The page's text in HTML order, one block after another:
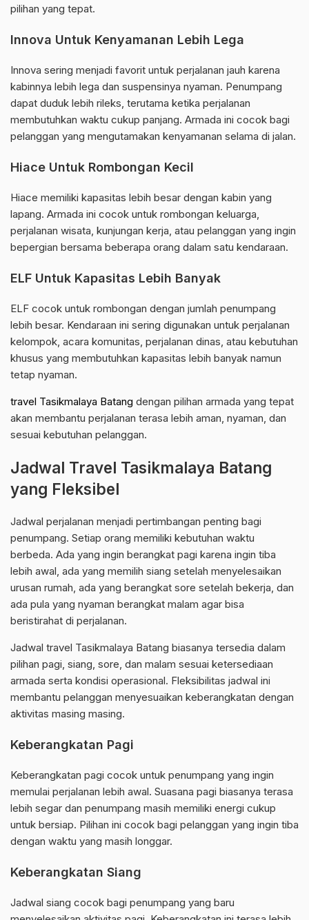
pilihan yang tepat.
Innova Untuk Kenyamanan Lebih Lega
Innova sering menjadi favorit untuk perjalanan jauh karena
kabinnya lebih lega dan suspensinya nyaman. Penumpang
dapat duduk lebih rileks, terutama ketika perjalanan
membutuhkan waktu cukup panjang. Armada ini cocok bagi
pelanggan yang mengutamakan kenyamanan selama di jalan.
Hiace Untuk Rombongan Kecil
Hiace memiliki kapasitas lebih besar dengan kabin yang
lapang. Armada ini cocok untuk rombongan keluarga,
perjalanan wisata, kunjungan kerja, atau pelanggan yang ingin
bepergian bersama beberapa orang dalam satu kendaraan.
ELF Untuk Kapasitas Lebih Banyak
ELF cocok untuk rombongan dengan jumlah penumpang
lebih besar. Kendaraan ini sering digunakan untuk perjalanan
kelompok, acara komunitas, perjalanan dinas, atau kebutuhan
khusus yang membutuhkan kapasitas lebih banyak namun
tetap nyaman.
travel Tasikmalaya Batang dengan pilihan armada yang tepat
akan membantu perjalanan terasa lebih aman, nyaman, dan
sesuai kebutuhan pelanggan.
Jadwal Travel Tasikmalaya Batang
yang Fleksibel
Jadwal perjalanan menjadi pertimbangan penting bagi
penumpang. Setiap orang memiliki kebutuhan waktu
berbeda. Ada yang ingin berangkat pagi karena ingin tiba
lebih awal, ada yang memilih siang setelah menyelesaikan
urusan rumah, ada yang berangkat sore setelah bekerja, dan
ada pula yang nyaman berangkat malam agar bisa
beristirahat di perjalanan.
Jadwal travel Tasikmalaya Batang biasanya tersedia dalam
pilihan pagi, siang, sore, dan malam sesuai ketersediaan
armada serta kondisi operasional. Fleksibilitas jadwal ini
membantu pelanggan menyesuaikan keberangkatan dengan
aktivitas masing masing.
Keberangkatan Pagi
Keberangkatan pagi cocok untuk penumpang yang ingin
memulai perjalanan lebih awal. Suasana pagi biasanya terasa
lebih segar dan penumpang masih memiliki energi cukup
untuk bersiap. Pilihan ini cocok bagi pelanggan yang ingin tiba
dengan waktu yang masih longgar.
Keberangkatan Siang
Jadwal siang cocok bagi penumpang yang baru